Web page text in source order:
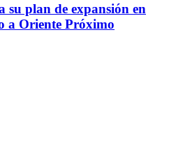
plan de expansión en
a Oriente Próximo